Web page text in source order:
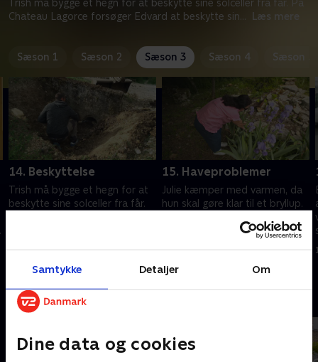
Samtykke Detaljer Om
Dine data og cookies
Trish må bygge et hegn for at beskytte sine solceller fra får. På
Chateau Lagorce forsøger Edvard at beskytte sin... Læs mere
Sæson 1 Sæson 2 Sæson 3 Sæson 4 Sæson 5
14. Beskyttelse
Trish må bygge et hegn for at
beskytte sine solceller fra får.
12. november 2022 • 44 min
15. Haveproblemer
Julie kæmper med varmen, da
hun skal gøre klar til et bryllup.
langsigtet haveprojekt, men de
12. november 2022 • 44 min
Andre så også